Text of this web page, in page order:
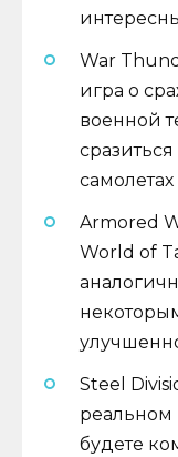
War
игра о
военной
Armored
World of
Steel
реальном
будете